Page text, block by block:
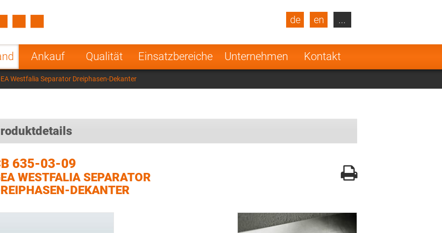
Ankauf Qualität Einsatzbereiche Unternehmen Kontakt
de en
Turkey
Poland Norway
Netherlands
India
...
Westfalia Separator Dreiphasen-Dekanter
635-03-09
WESTFALIA SEPARATOR
DEKANTER